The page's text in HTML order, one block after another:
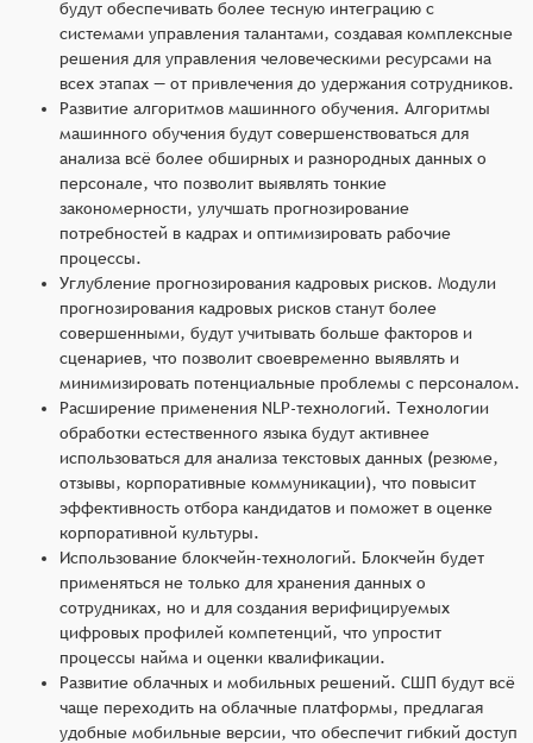
будут обеспечивать более тесную интеграцию с
системами управления талантами, создавая комплексные
решения для управления человеческими ресурсами на
всех этапах — от привлечения до удержания сотрудников.
Развитие алгоритмов машинного обучения. Алгоритмы
машинного обучения будут совершенствоваться для
анализа всё более обширных и разнородных данных о
персонале, что позволит выявлять тонкие
закономерности, улучшать прогнозирование
потребностей в кадрах и оптимизировать рабочие
процессы.
Углубление прогнозирования кадровых рисков. Модули
прогнозирования кадровых рисков станут более
совершенными, будут учитывать больше факторов и
сценариев, что позволит своевременно выявлять и
минимизировать потенциальные проблемы с персоналом.
Расширение применения NLP-технологий. Технологии
обработки естественного языка будут активнее
использоваться для анализа текстовых данных (резюме,
отзывы, корпоративные коммуникации), что повысит
эффективность отбора кандидатов и поможет в оценке
корпоративной культуры.
Использование блокчейн-технологий. Блокчейн будет
применяться не только для хранения данных о
сотрудниках, но и для создания верифицируемых
цифровых профилей компетенций, что упростит
процессы найма и оценки квалификации.
Развитие облачных и мобильных решений. СШП будут всё
чаще переходить на облачные платформы, предлагая
удобные мобильные версии, что обеспечит гибкий доступ